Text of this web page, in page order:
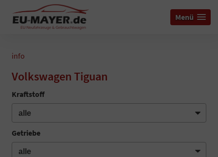
Menü
info
Volkswagen Tiguan
Kraftstoff
Getriebe